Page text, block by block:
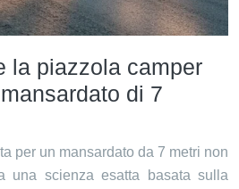
la piazzola camper
di 7
per un mansardato da 7 metri non
una scienza esatta basata sulla